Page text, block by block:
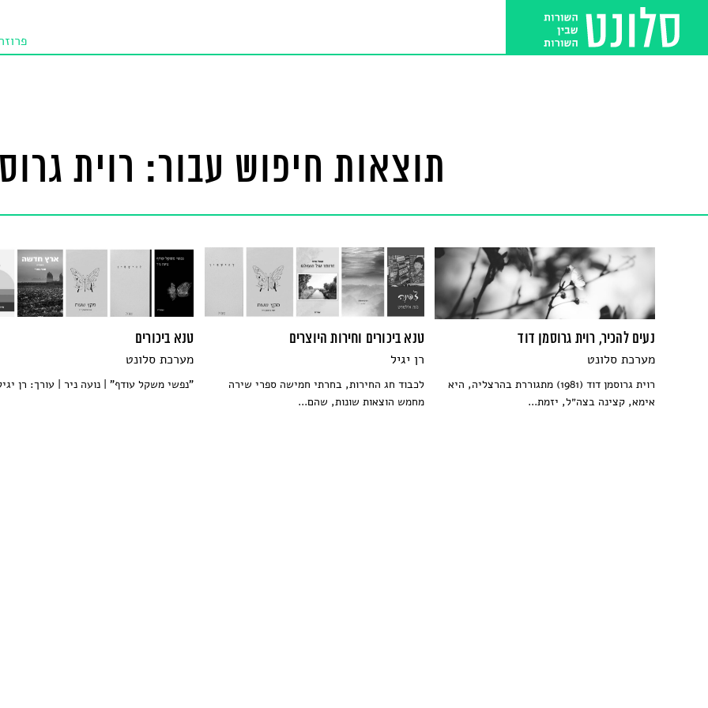
תוצאות חיפוש עבור: רוית
נעים להכיר, רוית גרוסמן דוד
מערכת סלונט
רוית גרוסמן דוד (1981) מתגוררת בהרצליה, היא
אימא, קצינה בצה״ל, יזמת...
טנא ביכורים וחירות היוצרים
רן יגיל
לכבוד חג החירות, בחרתי חמישה ספרי שירה
מחמש הוצאות שונות, שהם...
טנא ביכורים
מערכת סלונט
"נפשי משקל עודף" | נועה ניר | עורך: רן